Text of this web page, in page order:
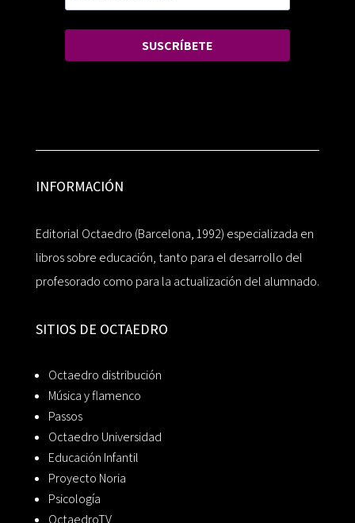
SUSCRÍBETE
INFORMACIÓN
Editorial Octaedro (Barcelona, 1992) especializada en
libros sobre educación, tanto para el desarrollo del
profesorado como para la actualización del alumnado.
SITIOS DE OCTAEDRO
Octaedro distribución
Música y flamenco
Passos
Octaedro Universidad
Educación Infantil
Proyecto Noria
Psicología